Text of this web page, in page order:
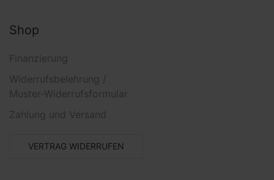
Shop
Finanzierung
Widerrufsbelehrung /
Muster-Widerrufsformular
Zahlung und Versand
VERTRAG WIDERRUFEN